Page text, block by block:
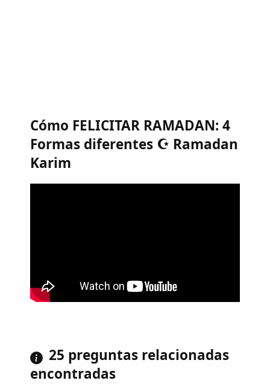
Cómo FELICITAR RAMADAN: 4
Formas diferentes ☪ Ramadan
Karim
25 preguntas relacionadas
encontradas